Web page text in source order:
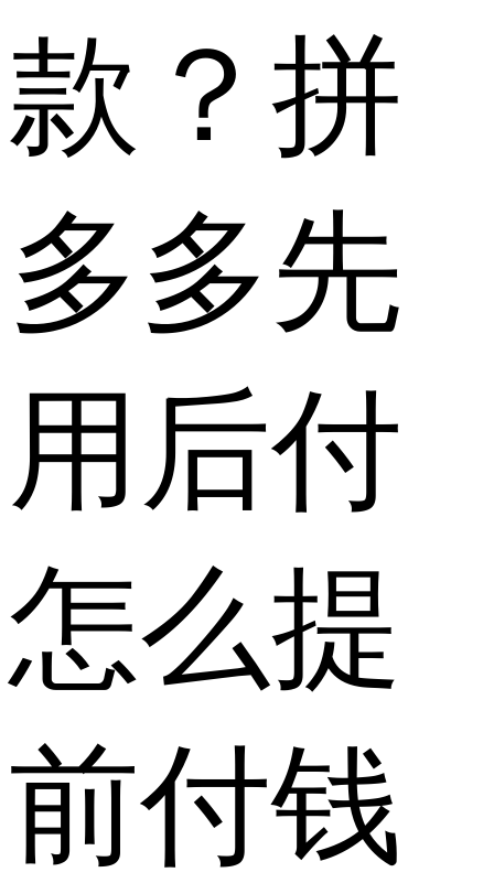
款？拼
多多先
用后付
怎么提
前付钱